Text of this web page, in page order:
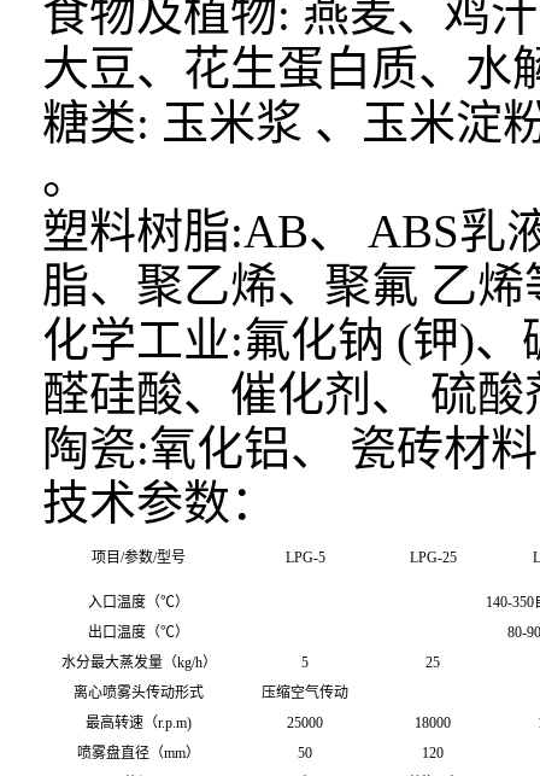
食物及植物: 燕麦、鸡
大豆、花生蛋白质、水
糖类: 玉米浆 、玉米淀
。
塑料树脂:AB、 ABS乳
脂、聚乙烯、聚氟 乙烯
化学工业:氟化钠 (钾)
醛硅酸、催化剂、 硫
陶瓷:氧化铝、 瓷砖材
技术参数：
项目/参数/型号 LPG-5 LPG-25
入口温度（℃）
140-350
出口温度（℃）
80-90
水分最大蒸发量（kg/h）
5
25
离心喷雾头传动形式
压缩空气传动
最高转速（r.p.m)
25000 18000
喷雾盘直径（mm）
50
120